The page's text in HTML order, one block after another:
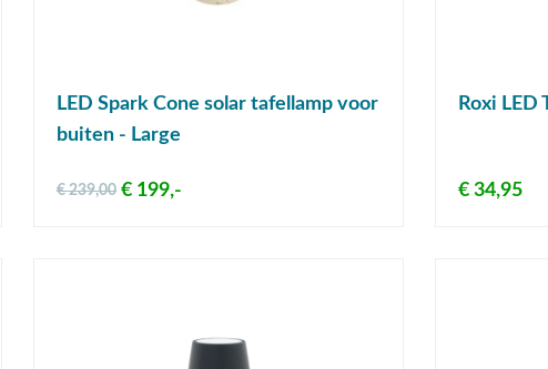
LED Spark Cone solar tafellamp voor
buiten - Large
€ 199,-
€ 239,00
Roxi LED
€ 34,95